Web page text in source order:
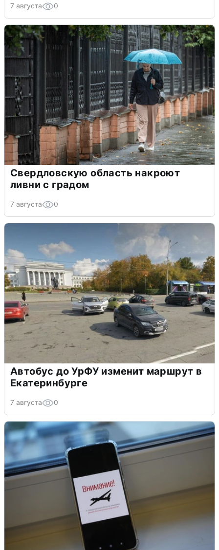
7 августа 0
Свердловскую область накроют
ливни с градом
7 августа 0
Автобус до УрФУ изменит маршрут в
Екатеринбурге
7 августа 0